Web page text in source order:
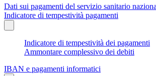
Dati sui pagamenti del servizio sanitario
Indicatore di tempestività pagamenti
Indicatore di tempestività dei pagamenti
Ammontare complessivo dei debiti
IBAN e pagamenti informatici